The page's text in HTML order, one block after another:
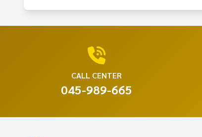
CALL CENTER
045-989-665